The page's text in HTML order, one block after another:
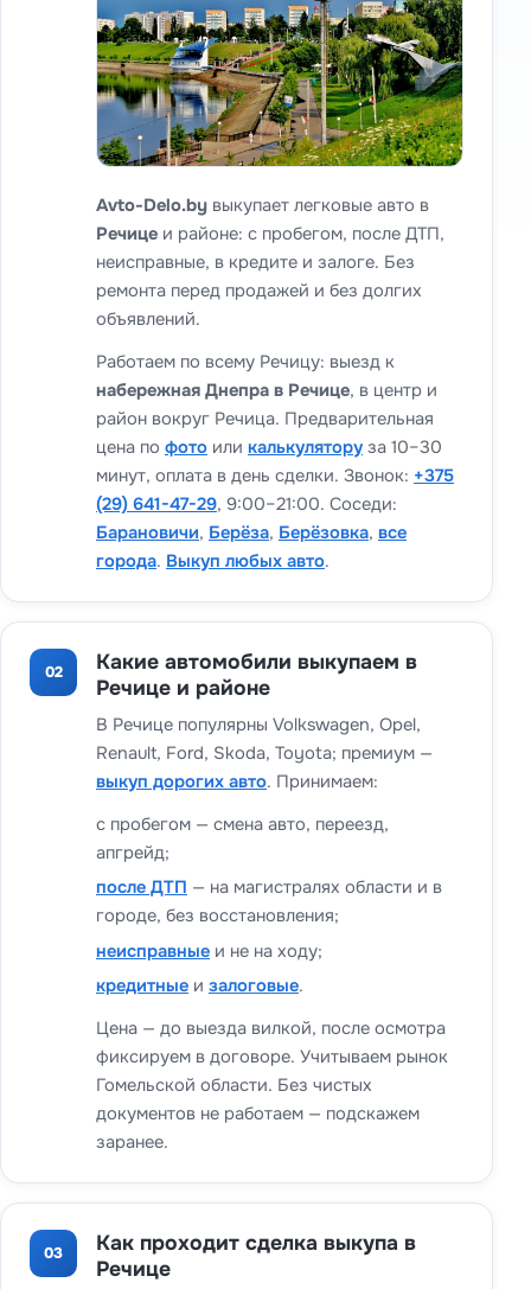
Avto-Delo.by выкупает легковые авто в
Речице и районе: с пробегом, после ДТП,
неисправные, в кредите и залоге. Без
ремонта перед продажей и без долгих
объявлений.
Работаем по всему Речицу: выезд к
набережная Днепра в Речице, в центр и
район вокруг Речица. Предварительная
цена по фото или калькулятору за 10–30
минут, оплата в день сделки. Звонок: +375
(29) 641-47-29, 9:00–21:00. Соседи:
Барановичи, Берёза, Берёзовка, все
города. Выкуп любых авто.
02
Какие автомобили выкупаем в
Речице и районе
В Речице популярны Volkswagen, Opel,
Renault, Ford, Skoda, Toyota; премиум —
выкуп дорогих авто. Принимаем:
с пробегом — смена авто, переезд,
апгрейд;
после ДТП — на магистралях области и в
городе, без восстановления;
неисправные и не на ходу;
кредитные и залоговые.
Цена — до выезда вилкой, после осмотра
фиксируем в договоре. Учитываем рынок
Гомельской области. Без чистых
документов не работаем — подскажем
заранее.
03
Как проходит сделка выкупа в
Речице